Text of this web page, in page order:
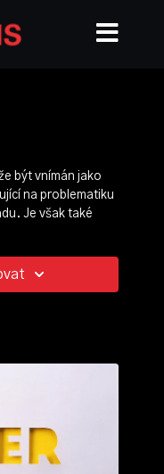
být vnímán jako
na problematiku
Je však také
nalézt ve své